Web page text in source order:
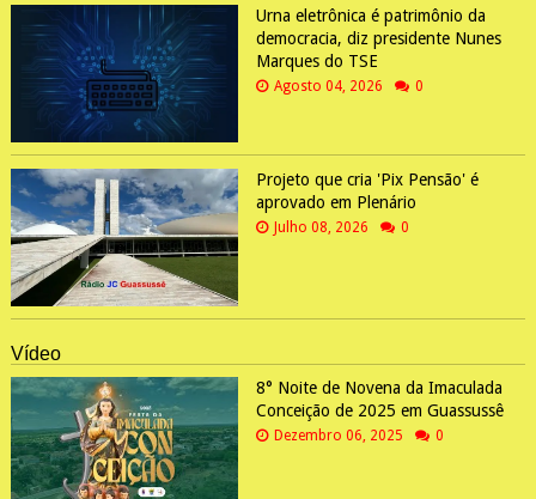
Urna eletrônica é patrimônio da
democracia, diz presidente Nunes
Marques do TSE
Agosto 04, 2026 0
Projeto que cria 'Pix Pensão' é
aprovado em Plenário
Julho 08, 2026 0
Vídeo
8° Noite de Novena da Imaculada
Conceição de 2025 em Guassussê
Dezembro 06, 2025 0